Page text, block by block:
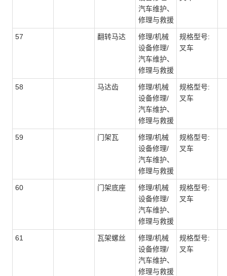
汽车维护、
修理与救援
57 翻转马达
修理/机械
设备修理/
汽车维护、
修理与救援
规格型号:
叉车
58 马达齿
修理/机械
设备修理/
汽车维护、
修理与救援
规格型号:
叉车
59 门架瓦
修理/机械
设备修理/
汽车维护、
修理与救援
规格型号:
叉车
60 门架底座
修理/机械
设备修理/
汽车维护、
修理与救援
规格型号:
叉车
61 瓦架螺丝
修理/机械
设备修理/
汽车维护、
修理与救援
规格型号:
叉车